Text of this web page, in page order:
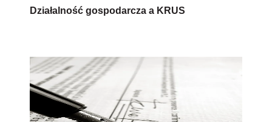
Działalność gospodarcza a KRUS